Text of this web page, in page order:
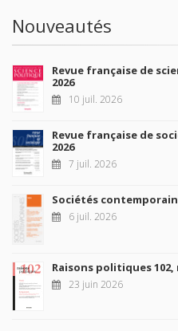
Nouveautés
Revue française de
2026
10 juil. 2026
Revue française de
2026
7 juil. 2026
Sociétés
6 juil. 2026
Raisons politiques 102,
23 juin 2026